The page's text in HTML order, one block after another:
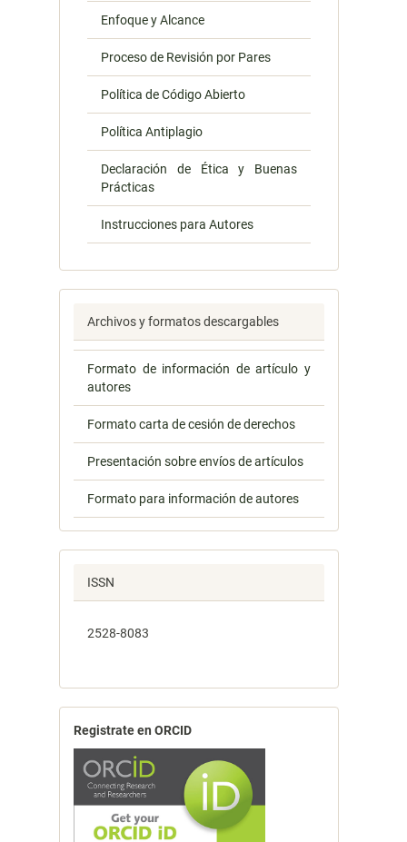
Enfoque y Alcance
Proceso de Revisión por Pares
Política de Código Abierto
Política Antiplagio
Declaración de Ética y Buenas
Prácticas
Instrucciones para Autores
Archivos y formatos descargables
Formato de información de artículo y
autores
Formato carta de cesión de derechos
Presentación sobre envíos de artículos
Formato para información de autores
ISSN
2528-8083
Registrate en ORCID